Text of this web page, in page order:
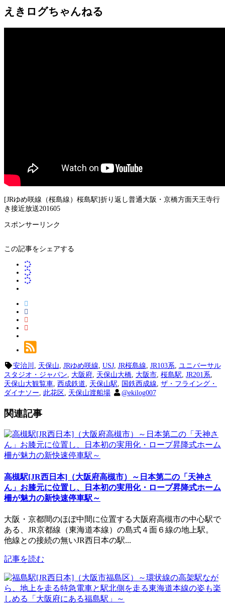
えきログちゃんねる
[JRゆめ咲線（桜島線）桜島駅]折り返し普通大阪・京橋方面天王寺行
き接近放送201605
スポンサーリンク
この記事をシェアする
安治川 天保山 JRゆめ咲線 USJ, JR桜島線 JR103系 ユニバーサル
スタジオ・ジャパン
大阪府 天保山大橋 大阪市 桜島駅 JR201系
天保山大観覧車 西成鉄道 天保山駅 国鉄西成線 ザ・フライング・
ダイナソー
此花区 天保山渡船場 @ekilog007
関連記事
高槻駅[JR西日本]（大阪府高槻市）～日本第二の「天神さ
ん」お膝元に位置し、日本初の実用化・ロープ昇降式ホーム
柵が魅力の新快速停車駅～
大阪・京都間のほぼ中間に位置する大阪府高槻市の中心駅で
ある、JR京都線（東海道本線）の島式４面６線の地上駅。
他線との接続の無いJR西日本の駅...
記事を読む